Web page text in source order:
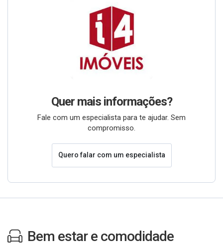
Quer mais informações?
Fale com um especialista para te ajudar. Sem
compromisso.
Quero falar com um especialista
Bem estar e comodidade